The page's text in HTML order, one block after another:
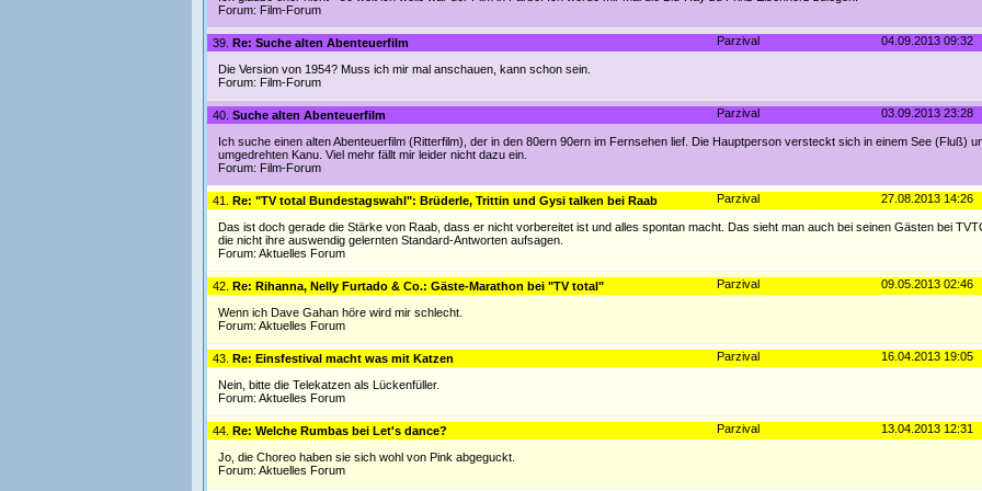
Forum: Film-Forum
04.09.2013 09:32
Parzival
39. Re: Suche alten Abenteuerfilm
Die Version von 1954? Muss ich mir mal anschauen, kann schon sein.
Forum: Film-Forum
03.09.2013 23:28
Parzival
40. Suche alten Abenteuerfilm
Ich suche einen alten Abenteuerfilm (Ritterfilm), der in den 80ern 90ern im Fernsehen lief. Die Hauptperson versteckt sich in einem See (Fluß)
umgedrehten Kanu. Viel mehr fällt mir leider nicht dazu ein.
Forum: Film-Forum
27.08.2013 14:26
Parzival
41. Re: "TV total Bundestagswahl": Brüderle, Trittin und Gysi talken bei Raab
Das ist doch gerade die Stärke von Raab, dass er nicht vorbereitet ist und alles spontan macht. Das sieht man auch bei seinen Gästen bei
die nicht ihre auswendig gelernten Standard-Antworten aufsagen.
Forum: Aktuelles Forum
09.05.2013 02:46
Parzival
42. Re: Rihanna, Nelly Furtado & Co.: Gäste-Marathon bei "TV total"
Wenn ich Dave Gahan höre wird mir schlecht.
Forum: Aktuelles Forum
16.04.2013 19:05
Parzival
43. Re: Einsfestival macht was mit Katzen
Nein, bitte die Telekatzen als Lückenfüller.
Forum: Aktuelles Forum
13.04.2013 12:31
Parzival
44. Re: Welche Rumbas bei Let's dance?
Jo, die Choreo haben sie sich wohl von Pink abgeguckt.
Forum: Aktuelles Forum